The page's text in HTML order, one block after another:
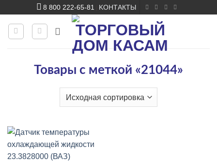
content
8 800 222-65-81 KОНТАКТЫ
Товары с меткой «21044»